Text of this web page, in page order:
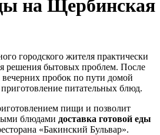
на Щербинская
городского жителя практически
решения бытовых проблем. После
вечерних пробок по пути домой
приготовление питательных блюд.
пищи и позволит
блюдами доставка готовой еды
«Бакинский Бульвар».